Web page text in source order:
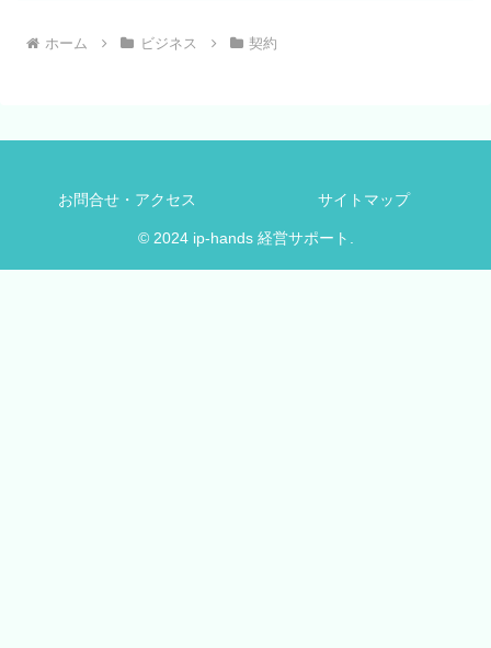
ホーム ビジネス 契約
お問合せ・アクセス サイトマップ
© 2024 ip-hands 経営サポート.